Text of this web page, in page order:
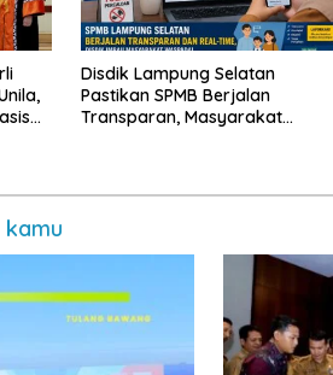
Disdik Lampung Selatan
Pastikan SPMB Berjalan
Transparan, Masyarakat